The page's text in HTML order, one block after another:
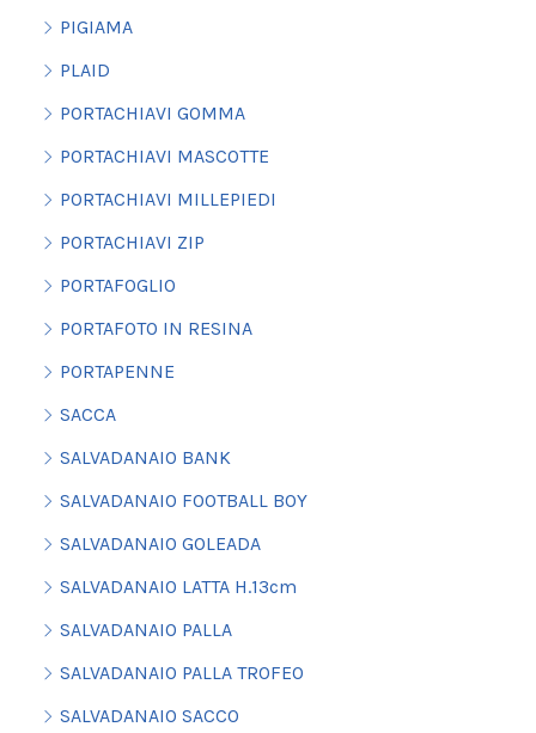
PIGIAMA
PLAID
PORTACHIAVI GOMMA
PORTACHIAVI MASCOTTE
PORTACHIAVI MILLEPIEDI
PORTACHIAVI ZIP
PORTAFOGLIO
PORTAFOTO IN RESINA
PORTAPENNE
SACCA
SALVADANAIO BANK
SALVADANAIO FOOTBALL BOY
SALVADANAIO GOLEADA
SALVADANAIO LATTA H.13cm
SALVADANAIO PALLA
SALVADANAIO PALLA TROFEO
SALVADANAIO SACCO